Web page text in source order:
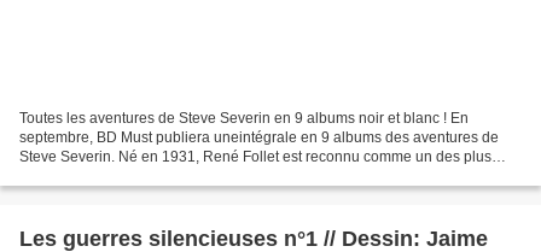
Toutes les aventures de Steve Severin en 9 albums noir et blanc ! En
septembre, BD Must publiera uneintégrale en 9 albums des aventures de
Steve Severin. Né en 1931, René Follet est reconnu comme un des plus
Les guerres silencieuses n°1 // Dessin: Jaime